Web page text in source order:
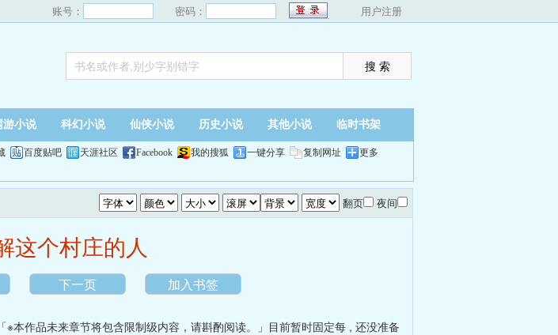
账号： 密码： 用户注册
游小说 科幻小说 仙侠小说 历史小说 其他小说 临时书架
百度贴吧 天涯社区 Facebook 我的搜狐 一键分享 复制网址 更多
翻页 夜间
这个村庄的人
下一页 加入书签
※本作品未来章节将包含限制级内容，请斟酌阅读。」目前暂时固定每 , 还没准备